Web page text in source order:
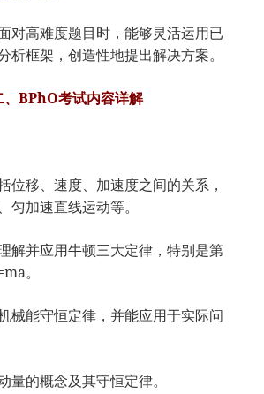
对高难度题目时，能够灵活运用已
析框架，创造性地提出解决方案。
、BPhO考试内容详解
位移、速度、加速度之间的关系，
匀加速直线运动等。
解并应用牛顿三大定律，特别是第
。
械能守恒定律，并能应用于实际问
量的概念及其守恒定律。